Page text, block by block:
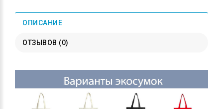
ОПИСАНИЕ
ОТЗЫВОВ (0)